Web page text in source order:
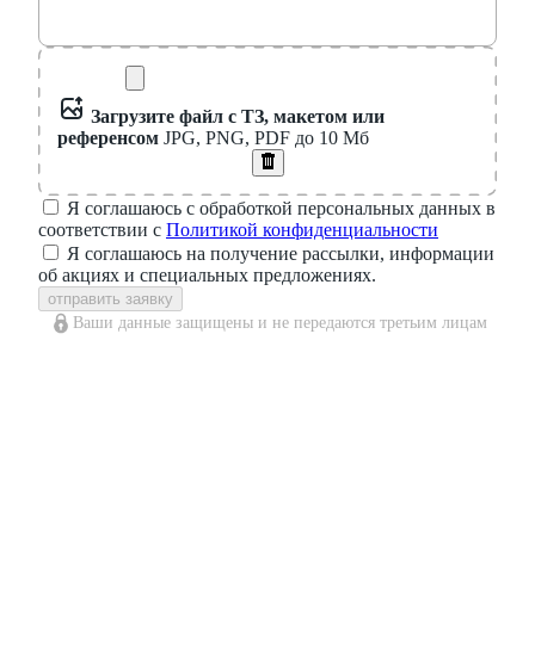
Загрузите файл с ТЗ, макетом или
референсом JPG, PNG, PDF до 10 Мб
Я соглашаюсь с обработкой персональных данных в
соответствии с Политикой конфиденциальности
Я соглашаюсь на получение рассылки, информации
об акциях и специальных предложениях.
отправить заявку
Ваши данные защищены и не передаются третьим лицам